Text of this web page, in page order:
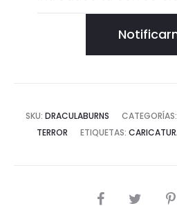
SKU: DRACULABURNS CATEGORÍAS:
TERROR
ETIQUETAS:
COMPARTIR